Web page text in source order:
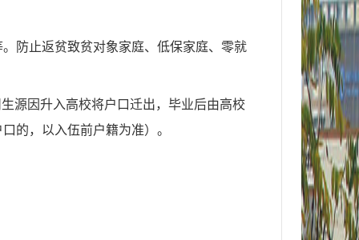
。防止返贫致贫对象家庭、低保家庭、零就
源因升入高校将户口迁出，毕业后由高校
的，以入伍前户籍为准）。